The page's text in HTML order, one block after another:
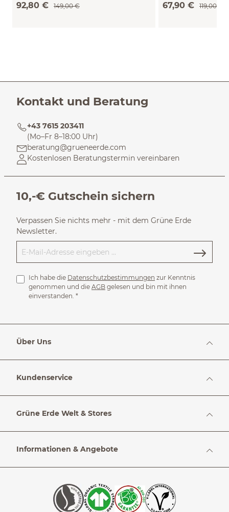
92,80 € 149,00 € 67,90 € 119,00 €
Kontakt und Beratung
+43 7615 203411
(Mo–Fr 8–18:00 Uhr)
beratung@grueneerde.com
Kostenlosen Beratungstermin vereinbaren
10,-€ Gutschein sichern
Verpassen Sie nichts mehr - mit dem Grüne Erde
Newsletter.
Ich habe die Datenschutzbestimmungen zur Kenntnis
genommen und die AGB gelesen und bin mit ihnen
einverstanden. *
Über Uns
Kundenservice
Grüne Erde Welt & Stores
Informationen & Angebote